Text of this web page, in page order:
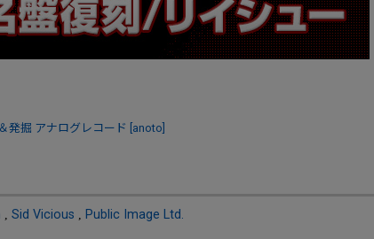
発掘 アナログレコード [anoto]
Sid Vicious Public Image Ltd.